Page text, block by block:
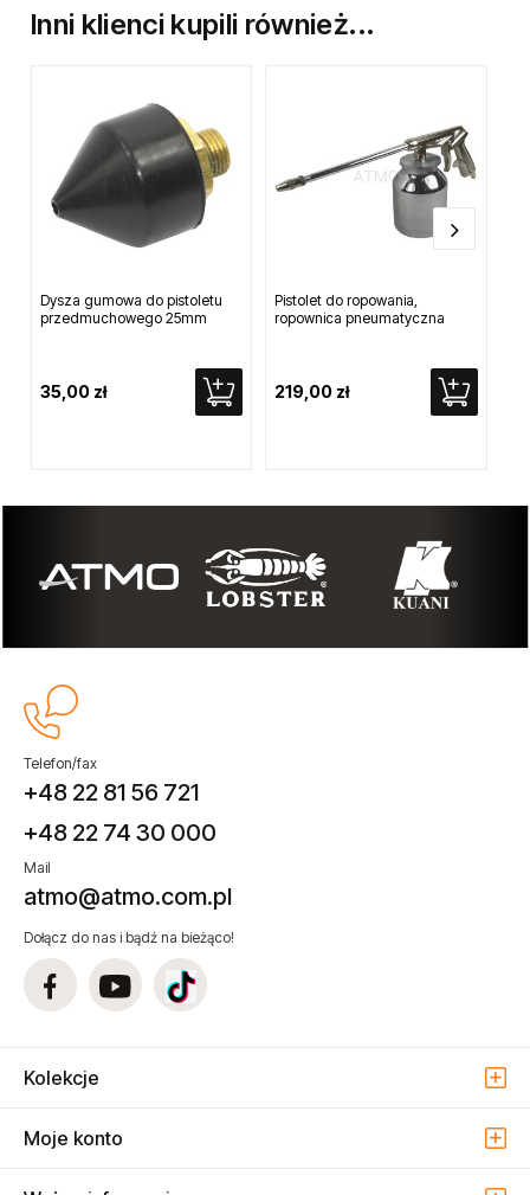
Inni klienci kupili również...
Dysza gumowa do pistoletu
przedmuchowego 25mm
35,00 zł
Pistolet do ropowania,
ropownica pneumatyczna
219,00 zł
Telefon/fax
+48 22 81 56 721
+48 22 74 30 000
Mail
atmo@atmo.com.pl
Dołącz do nas i bądź na bieżąco!
Kolekcje
Moje konto